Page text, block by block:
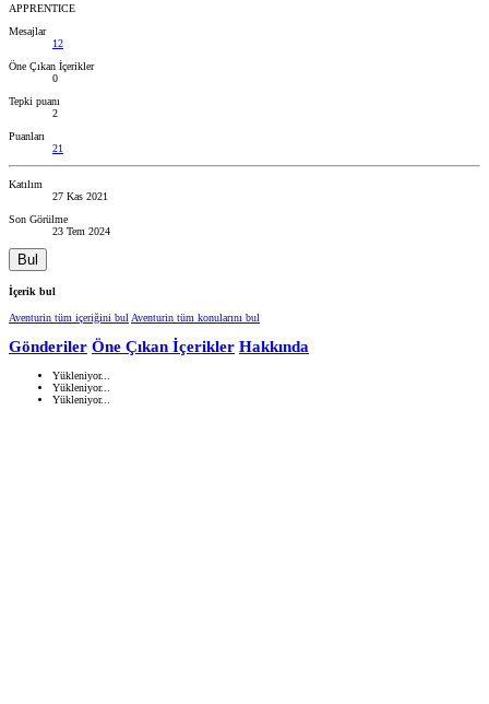
APPRENTICE
Mesajlar
12
Öne Çıkan İçerikler
0
Tepki puanı
2
Puanları
21
Katılım
27 Kas 2021
Son Görülme
23 Tem 2024
Bul
İçerik bul
Aventurin tüm içeriğini bul Aventurin tüm konularını bul
Gönderiler Öne Çıkan İçerikler Hakkında
Yükleniyor...
Yükleniyor...
Yükleniyor...